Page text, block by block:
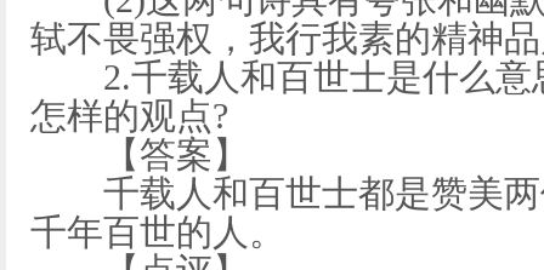
轼不畏强权，我行我素的精神
2.千载人和百世士是什么意
怎样的观点?
【答案】
千载人和百世士都是赞美两
千年百世的人。